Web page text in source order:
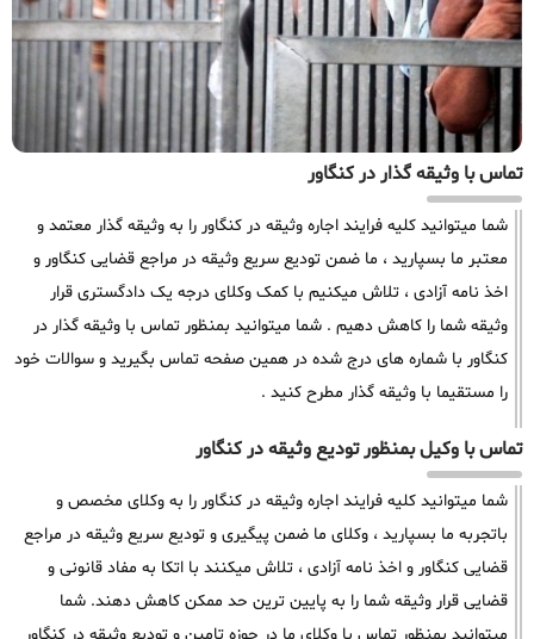
تماس با وثیقه گذار در کنگاور
شما میتوانید کلیه فرایند اجاره وثیقه در کنگاور را به وثیقه گذار معتمد و
معتبر ما بسپارید ، ما ضمن تودیع سریع وثیقه در مراجع قضایی کنگاور و
اخذ نامه آزادی ، تلاش میکنیم با کمک وکلای درجه یک دادگستری قرار
وثیقه شما را کاهش دهیم . شما میتوانید بمنظور تماس با وثیقه گذار در
کنگاور با شماره های درج شده در همین صفحه تماس بگیرید و سوالات خود
را مستقیما با وثیقه گذار مطرح کنید .
تماس با وکیل بمنظور تودیع وثیقه در کنگاور
شما میتوانید کلیه فرایند اجاره وثیقه در کنگاور را به وکلای مخصص و
باتجربه ما بسپارید ، وکلای ما ضمن پیگیری و تودیع سریع وثیقه در مراجع
قضایی کنگاور و اخذ نامه آزادی ، تلاش میکنند با اتکا به مفاد قانونی و
قضایی قرار وثیقه شما را به پایین ترین حد ممکن کاهش دهند. شما